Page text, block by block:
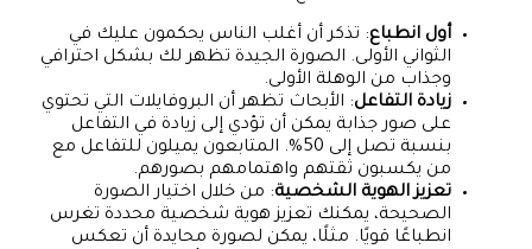
أول انطباع: تذكر أن أغلب الناس يحكمون عليك في
الثواني الأولى. الصورة الجيدة تظهر لك بشكل احترافي
وجذاب من الوهلة الأولى.
زيادة التفاعل: الأبحاث تظهر أن البروفايلات التي تحتوي
على صور جذابة يمكن أن تؤدي إلى زيادة في التفاعل
بنسبة تصل إلى 50%. المتابعون يميلون للتفاعل مع
من يكسبون ثقتهم واهتمامهم بصورهم.
تعزيز الهوية الشخصية: من خلال اختيار الصورة
الصحيحة، يمكنك تعزيز هوية شخصية محددة تغرس
انطباعًا قويًا. مثلًا، يمكن لصورة محايدة أن تعكس